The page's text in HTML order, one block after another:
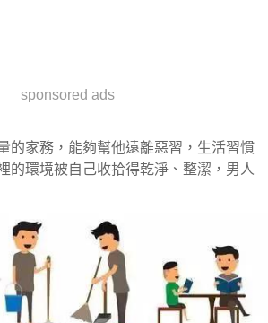
sponsored ads
的家務，能夠幫他遠離惡習，生活習慣
的環境被自己收拾得乾淨、整潔，男人